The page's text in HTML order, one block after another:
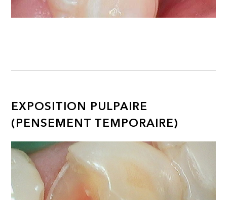
EXPOSITION PULPAIRE
(PENSEMENT TEMPORAIRE)